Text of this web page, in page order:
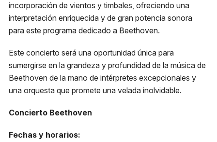
incorporación de vientos y timbales, ofreciendo una
interpretación enriquecida y de gran potencia sonora
para este programa dedicado a Beethoven.
Este concierto será una oportunidad única para
sumergirse en la grandeza y profundidad de la música de
Beethoven de la mano de intérpretes excepcionales y
una orquesta que promete una velada inolvidable.
Concierto Beethoven
Fechas y horarios: